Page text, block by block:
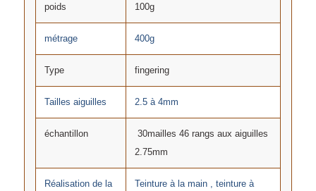
poids 100g
métrage 400g
Type fingering
Tailles aiguilles 2.5 à 4mm
échantillon
30mailles 46 rangs aux aiguilles
2.75mm
Réalisation de la
Teinture à la main , teinture à